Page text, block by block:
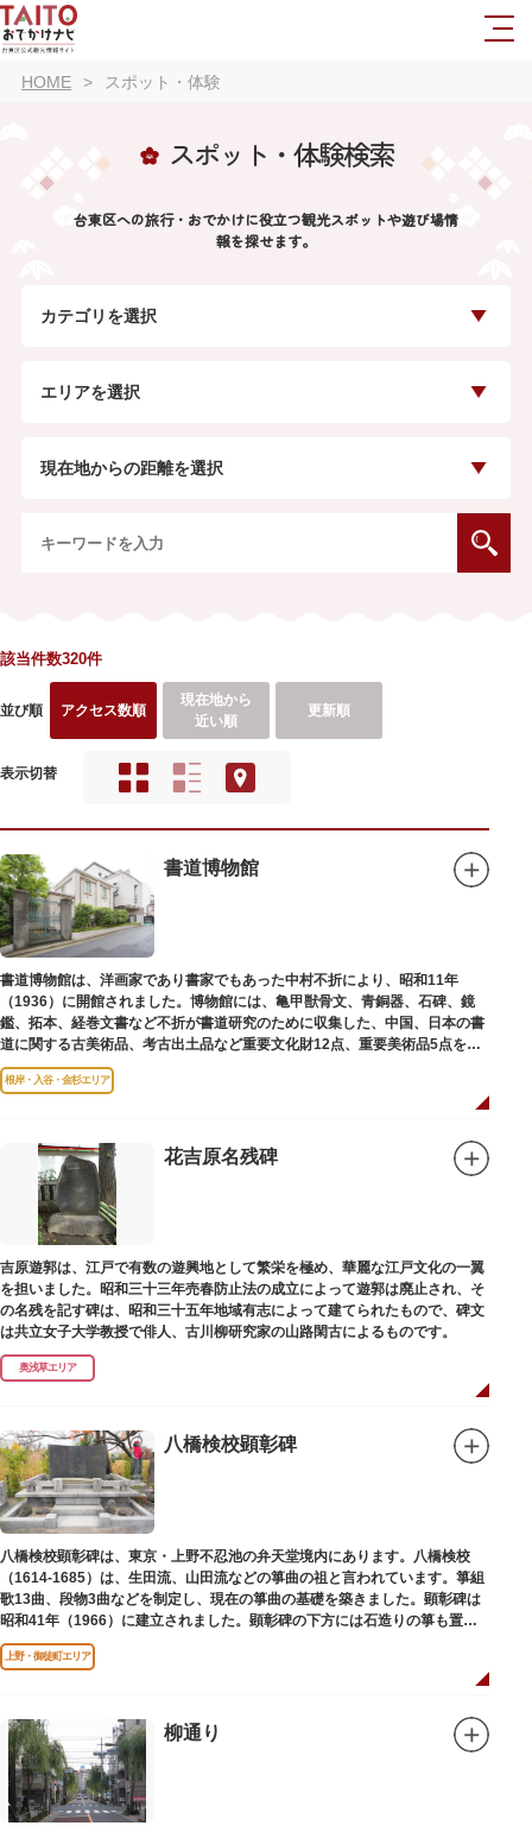
HOME スポット・体験
スポット・体験検索
台東区への旅行・おでかけに役立つ観光スポットや遊び場情
報を探せます。
カテゴリを選択
エリアを選択
現在地からの距離を選択
該当件数320件
並び順 アクセス数順
現在地から
近い順
更新順
表示切替
書道博物館
書道博物館は、洋画家であり書家でもあった中村不折により、昭和11年
（1936）に開館されました。博物館には、亀甲獣骨文、青銅器、石碑、鏡
鑑、拓本、経巻文書など不折が書道研究のために収集した、中国、日本の書
道に関する古美術品、考古出土品など重要文化財12点、重要美術品5点を含
む約16000点が収蔵されています。
根岸・入谷・金杉エリア
花吉原名残碑
吉原遊郭は、江戸で有数の遊興地として繁栄を極め、華麗な江戸文化の一翼
を担いました。昭和三十三年売春防止法の成立によって遊郭は廃止され、そ
の名残を記す碑は、昭和三十五年地域有志によって建てられたもので、碑文
は共立女子大学教授で俳人、古川柳研究家の山路閑古によるものです。
奥浅草エリア
八橋検校顕彰碑
八橋検校顕彰碑は、東京・上野不忍池の弁天堂境内にあります。八橋検校
（1614-1685）は、生田流、山田流などの箏曲の祖と言われています。箏組
歌13曲、段物3曲などを制定し、現在の箏曲の基礎を築きました。顕彰碑は
昭和41年（1966）に建立されました。顕彰碑の下方には石造りの箏も置か
れています。
上野・御徒町エリア
柳通り